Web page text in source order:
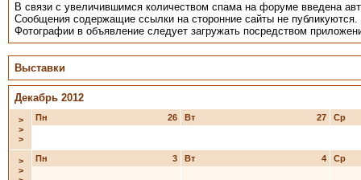
В связи с увеличившимся количеством спама на форуме введена
Сообщения содержащие ссылки на сторонние сайты не публикуются.
Фотографии в объявление следует загружать посредством
Выставки
Декабрь 2012
>
>
>
26
Пн 27
Вт Ср
>
>
3
Пн 4
Вт Ср